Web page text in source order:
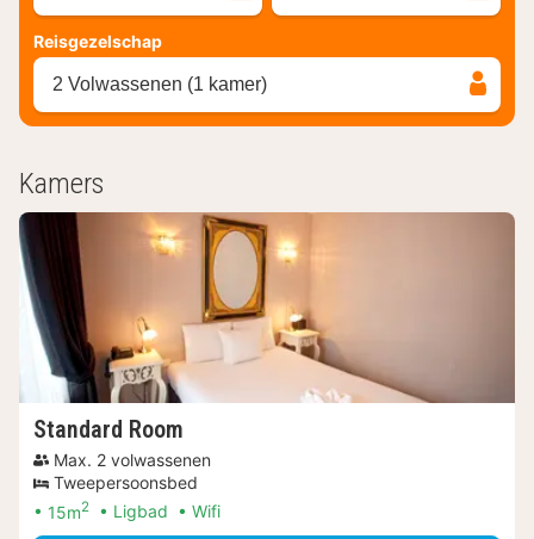
Reisgezelschap
2 Volwassenen (1 kamer)
Kamers
Standard Room
Max. 2 volwassenen
Tweepersoonsbed
15m2 Ligbad Wifi